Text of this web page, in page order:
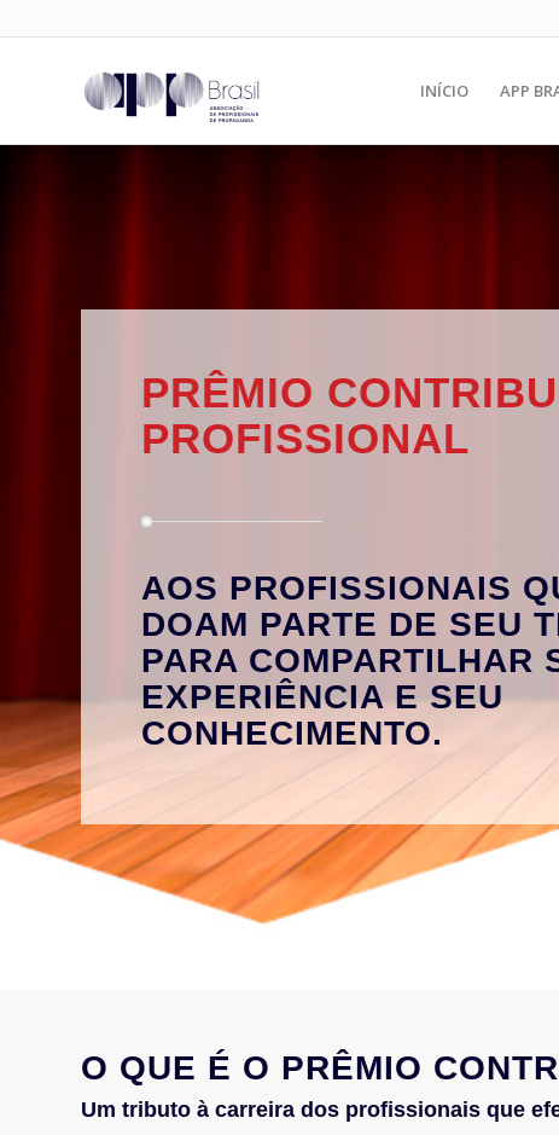
INÍCIO APP
PRÊMIO
PROFISSIONAL
AOS PROFISSIONAIS
DOAM PARTE DE SEU
PARA COMPARTILHAR
EXPERIÊNCIA E SEU
CONHECIMENTO.
O QUE É O PRÊMIO
Um tributo à carreira dos profissionais que